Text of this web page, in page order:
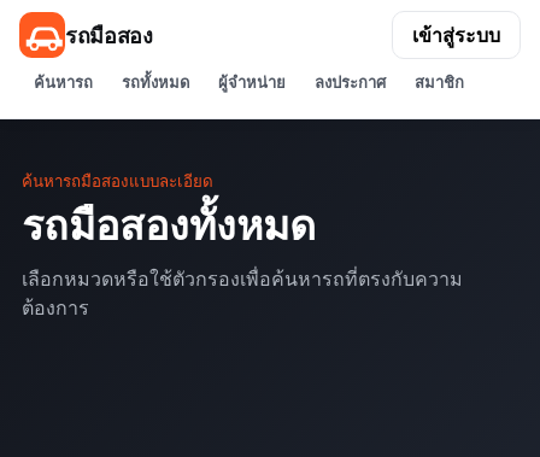
รถมือสอง
ค้นหารถ รถทั้งหมด ผู้จำหน่าย ลงประกาศ สมาชิก
เข้าสู่ระบบ
ค้นหารถมือสองแบบละเอียด
รถมือสองทั้งหมด
เลือกหมวดหรือใช้ตัวกรองเพื่อค้นหารถที่ตรงกับความ
ต้องการ